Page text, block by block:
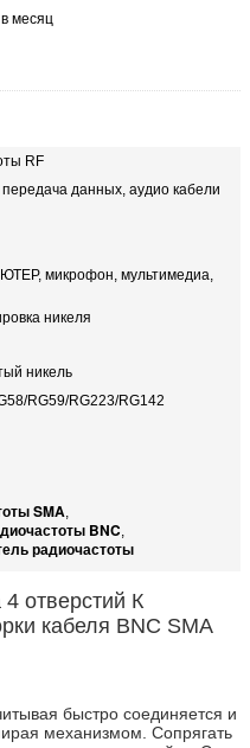
месяц
RF
данных, аудио кабели
микрофон, мультимедиа,
никеля
никель
RG59/RG223/RG142
SMA,
BNC,
радиочастоты
отверстий К
кабеля BNC SMA
быстро соединяется и
механизмом. Сопрягать